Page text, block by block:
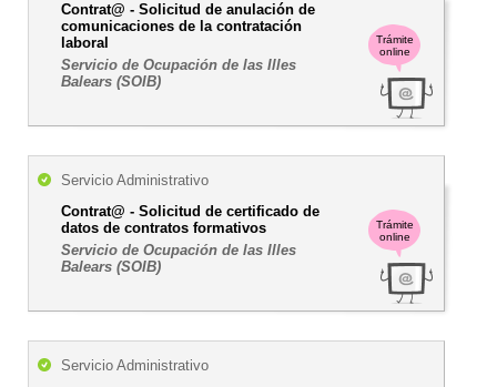
Trámite
online
Contrat@ - Solicitud de anulación de
comunicaciones de la contratación
laboral
Servicio de Ocupación de las Illes
Balears (SOIB)
Trámite
online
Servicio Administrativo
Contrat@ - Solicitud de certificado de
datos de contratos formativos
Servicio de Ocupación de las Illes
Balears (SOIB)
Servicio Administrativo